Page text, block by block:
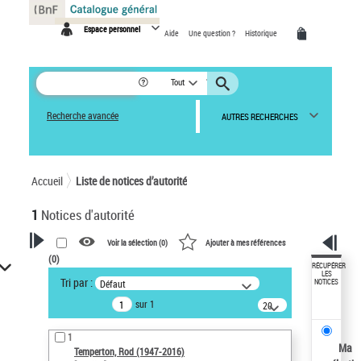
Espace personnel Aide Une question ? Historique
Tout
Recherche avancée AUTRES RECHERCHES
Accueil Liste de notices d’autorité
1 Notices d'autorité
VOTRE RECHERCHE
Recherche avancée dans les
notices d’autorité
Œuvres liées à l'auteur :
Temperton, Rod (1947-2016)
Voir la sélection (0) Ajouter à mes références
(0)
Tri par : Défaut
sur 1
20
résultats/page
1
Temperton, Rod (1947-2016)
RÉCUPÉRER
LES
NOTICES
Ma
Panneau de gestion des cookies